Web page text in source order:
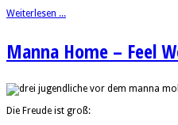
Weiterlesen ...
Manna Home – Feel
Die Freude ist groß: